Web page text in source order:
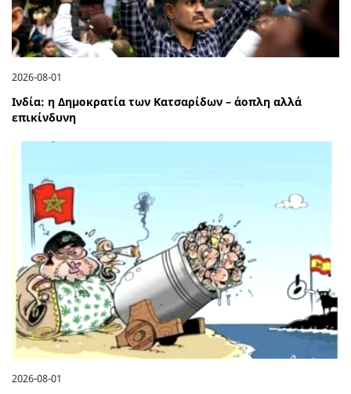
2026-08-01
Ινδία: η Δημοκρατία των Κατσαρίδων – άοπλη αλλά
επικίνδυνη
2026-08-01